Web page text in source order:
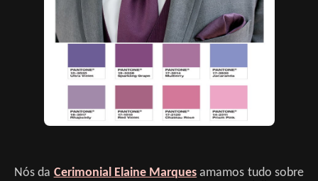
Nós da Cerimonial Elaine Marques amamos tudo sobre